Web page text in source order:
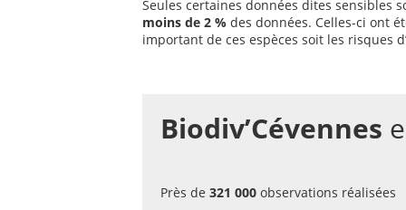
Seules certaines données dites sensibles
moins de 2 % des données. Celles-ci ont
important de ces espèces soit les risques
Biodiv’Cévennes
Près de 321 000 observations réalisées